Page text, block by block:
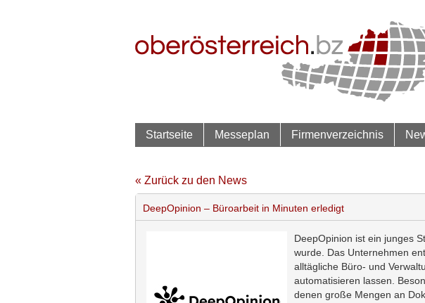
Startseite Messeplan Firmenverzeichnis
« Zurück zu den News
DeepOpinion – Büroarbeit in Minuten erledigt
DeepOpinion ist ein junges
wurde. Das Unternehmen
alltägliche Büro- und
automatisieren lassen.
denen große Mengen an